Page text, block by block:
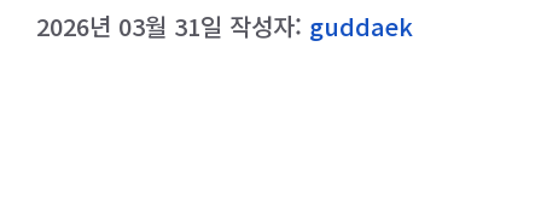
2026년 03월 31일 작성자: guddaek